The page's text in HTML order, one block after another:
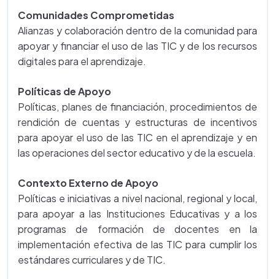
Comunidades Comprometidas
Alianzas y colaboración dentro de la comunidad para
apoyar y financiar el uso de las TIC y de los recursos
digitales para el aprendizaje.
Políticas de Apoyo
Políticas, planes de financiación, procedimientos de
rendición de cuentas y estructuras de incentivos
para apoyar el uso de las TIC en el aprendizaje y en
las operaciones del sector educativo y de la escuela.
Contexto Externo de Apoyo
Políticas e iniciativas a nivel nacional, regional y local,
para apoyar a las Instituciones Educativas y a los
programas de formación de docentes en la
implementación efectiva de las TIC para cumplir los
estándares curriculares y de TIC.